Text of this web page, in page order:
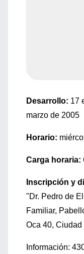
Desarrollo: 17
marzo de 2005
Horario:
Carga horaria:
Inscripción y
"Dr. Pedro de
Familiar,
Oca 40, Ciudad
Información: